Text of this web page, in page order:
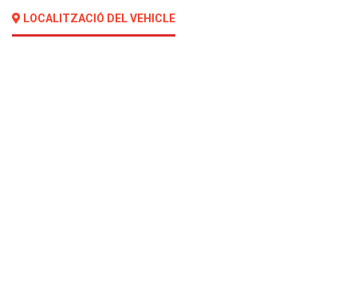
LOCALITZACIÓ DEL VEHICLE